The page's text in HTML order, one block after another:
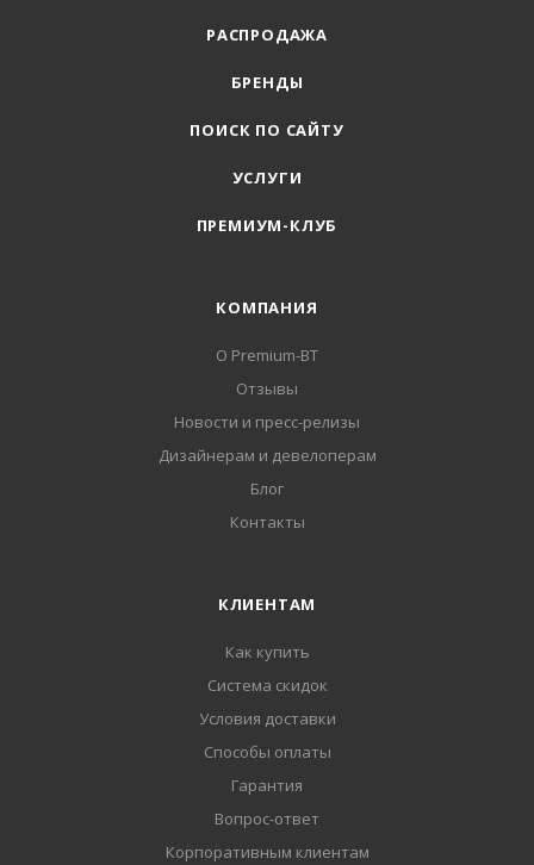
РАСПРОДАЖА
БРЕНДЫ
ПОИСК ПО САЙТУ
УСЛУГИ
ПРЕМИУМ-КЛУБ
КОМПАНИЯ
О Premium-BT
Отзывы
Новости и пресс-релизы
Дизайнерам и девелоперам
Блог
Контакты
КЛИЕНТАМ
Как купить
Система скидок
Условия доставки
Способы оплаты
Гарантия
Вопрос-ответ
Корпоративным клиентам